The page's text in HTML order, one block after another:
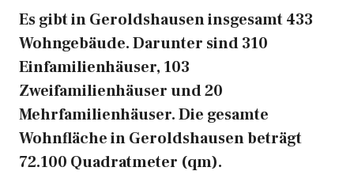
Es gibt in Geroldshausen insgesamt 433
Wohngebäude. Darunter sind 310
Einfamilienhäuser, 103
Zweifamilienhäuser und 20
Mehrfamilienhäuser. Die gesamte
Wohnfläche in Geroldshausen beträgt
72.100 Quadratmeter (qm).